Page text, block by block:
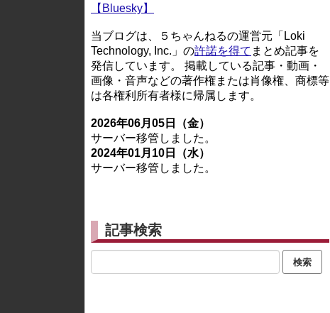
【Bluesky】
当ブログは、５ちゃんねるの運営元「Loki
Technology, Inc.」の許諾を得て まとめ記事を
発信しています。 掲載している記事・動画・
画像・音声などの著作権または肖像権、商標等
は各権利所有者様に帰属します。
2026年06月05日（金）
サーバー移管しました。
2024年01月10日（水）
サーバー移管しました。
記事検索